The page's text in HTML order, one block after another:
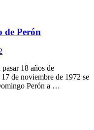
de Perón
18 años de
de noviembre de 1972 se
Perón a …